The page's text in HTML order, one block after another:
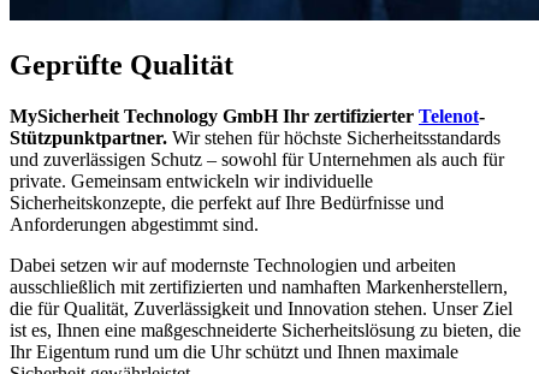
Geprüfte Qualität
MySicherheit Technology GmbH Ihr zertifizierter Telenot-
Stützpunktpartner. Wir stehen für höchste Sicherheitsstandards
und zuverlässigen Schutz – sowohl für Unternehmen als auch für
private. Gemeinsam entwickeln wir individuelle
Sicherheitskonzepte, die perfekt auf Ihre Bedürfnisse und
Anforderungen abgestimmt sind.
Dabei setzen wir auf modernste Technologien und arbeiten
ausschließlich mit zertifizierten und namhaften Markenherstellern,
die für Qualität, Zuverlässigkeit und Innovation stehen. Unser Ziel
ist es, Ihnen eine maßgeschneiderte Sicherheitslösung zu bieten, die
Ihr Eigentum rund um die Uhr schützt und Ihnen maximale